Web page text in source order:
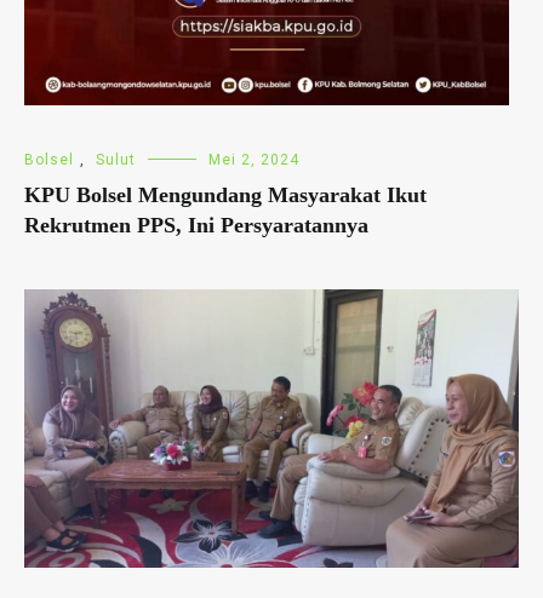
Bolsel , Sulut Mei 2, 2024
KPU Bolsel Mengundang Masyarakat Ikut
Rekrutmen PPS, Ini Persyaratannya